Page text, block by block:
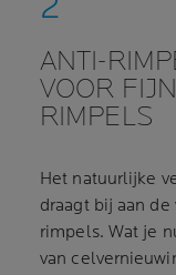
ANTI-
VOOR
RIMPELS
Het natuurlijke
draagt bij aan
rimpels. Wat je
van